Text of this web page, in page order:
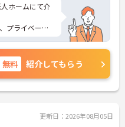
ホームにて介
プライベート
です♪
て就業してい
無料 紹介してもらう
更新日：2026年08月05日